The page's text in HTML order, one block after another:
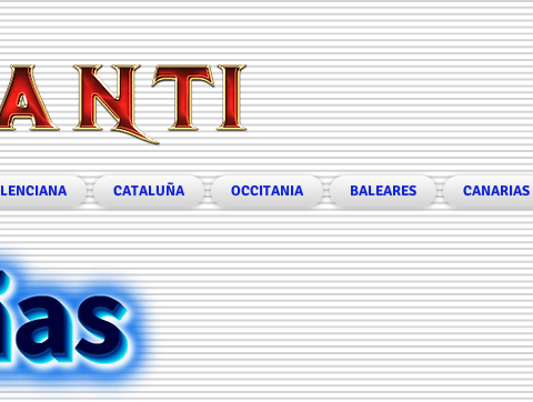
CATALUÑA OCCITANIA BALEARES CANARIAS